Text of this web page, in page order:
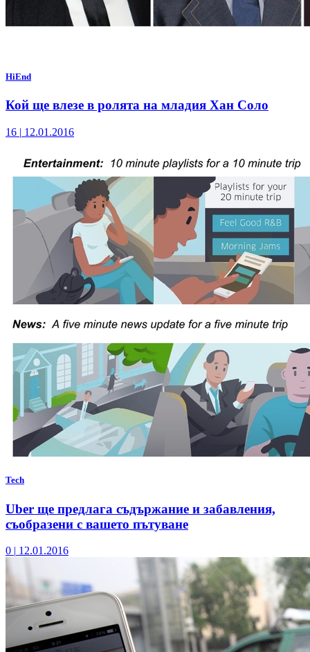
HiEnd
Кой ще влезе в ролята на младия Хан Соло
16 | 12.01.2016
Tech
Uber ще предлага съдържание и забавления,
съобразени с вашето пътуване
0 | 12.01.2016